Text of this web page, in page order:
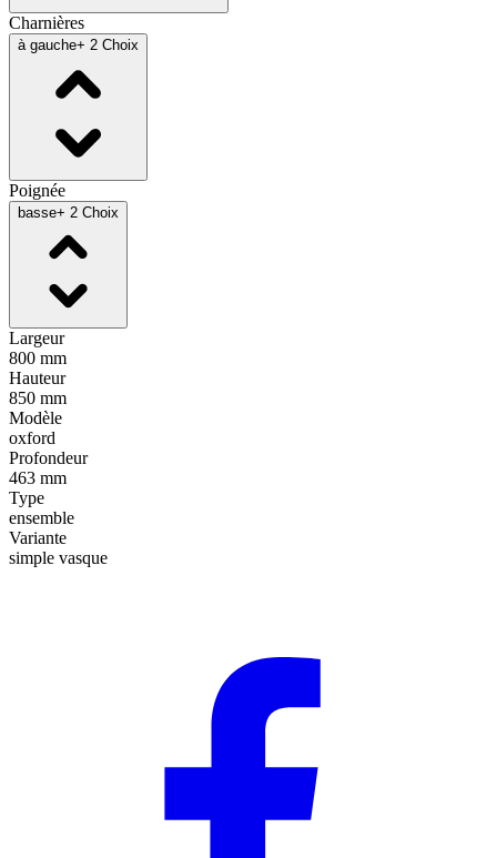
Charnières
à gauche+ 2 Choix
Poignée
basse+ 2 Choix
Largeur
800 mm
Hauteur
850 mm
Modèle
oxford
Profondeur
463 mm
Type
ensemble
Variante
simple vasque